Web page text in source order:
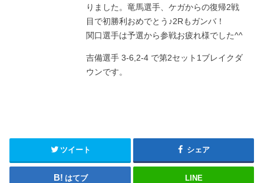
りました。竜馬選手、ケガからの復帰2戦
目で初勝利おめでとう♪2Rもガンバ！
関口選手は予選から参戦お疲れ様でした^^
吉備選手 3-6,2-4 で第2セット1ブレイクダ
ウンです。
ツイート シェア
はてブ LINE